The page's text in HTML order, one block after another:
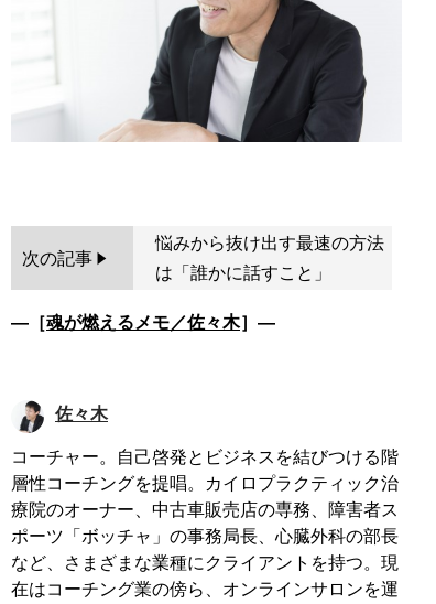
次の記事
悩みから抜け出す最速の方法
は「誰かに話すこと」
―［魂が燃えるメモ／佐々木］―
佐々木
コーチャー。自己啓発とビジネスを結びつける階
層性コーチングを提唱。カイロプラクティック治
療院のオーナー、中古車販売店の専務、障害者ス
ポーツ「ボッチャ」の事務局長、心臓外科の部長
など、さまざまな業種にクライアントを持つ。現
在はコーチング業の傍ら、オンラインサロンを運